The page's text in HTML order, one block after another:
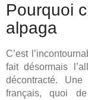
Pourquoi
alpaga
C’est
fait désormais
décontracté.
français, quoi